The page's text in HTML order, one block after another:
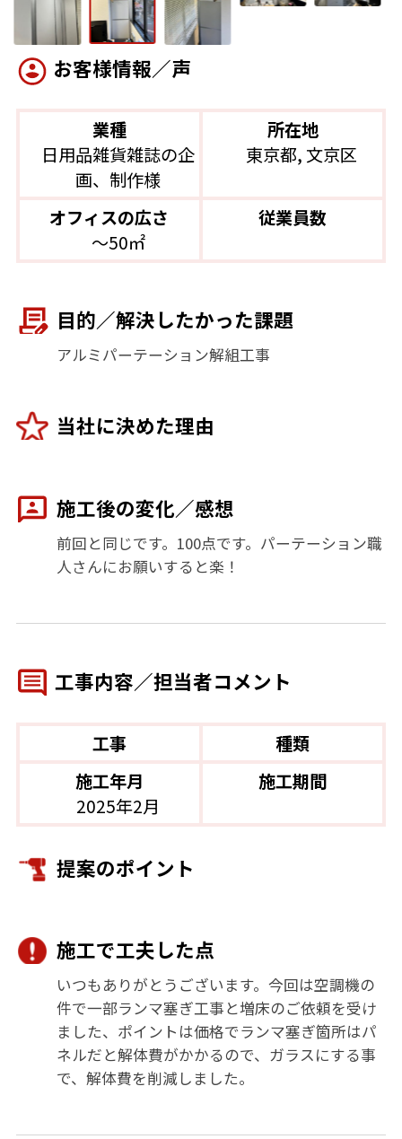
お客様情報／声
業種
日用品雑貨雑誌の企
画、制作様
所在地
東京都, 文京区
オフィスの広さ
〜50㎡
従業員数
目的／解決したかった課題
アルミパーテーション解組工事
当社に決めた理由
施工後の変化／感想
前回と同じです。100点です。パーテーション職
人さんにお願いすると楽！
工事内容／担当者コメント
工事
種類
施工年月
2025年2月
施工期間
提案のポイント
施工で工夫した点
いつもありがとうございます。今回は空調機の
件で一部ランマ塞ぎ工事と増床のご依頼を受け
ました、ポイントは価格でランマ塞ぎ箇所はパ
ネルだと解体費がかかるので、ガラスにする事
で、解体費を削減しました。